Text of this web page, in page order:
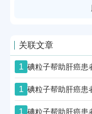
关联文章
1 碘粒子帮助肝癌患
1 碘粒子帮助肝癌患
1 碘粒子帮助肝癌患